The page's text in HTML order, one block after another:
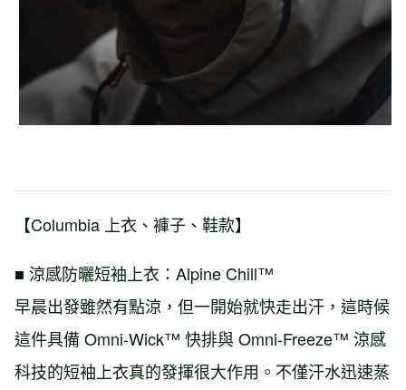
【Columbia 上衣、褲子、鞋款】
■ 涼感防曬短袖上衣：Alpine Chill™
早晨出發雖然有點涼，但一開始就快走出汗，這時候
這件具備 Omni-Wick™ 快排與 Omni-Freeze™ 涼感
科技的短袖上衣真的發揮很大作用。不僅汗水迅速蒸